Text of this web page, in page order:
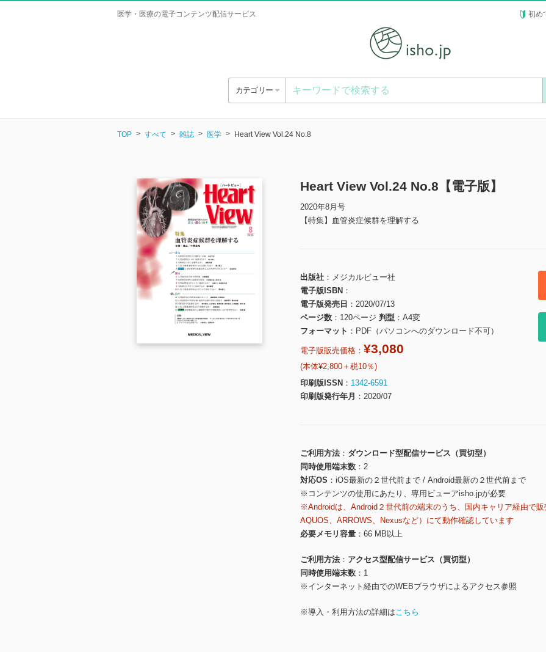
医学・医療の電子コンテンツ配信サービス 初め
カテゴリー
TOP すべて 雑誌 医学 Heart View Vol.24 No.8
Heart View Vol.24 No.8【電子版】
2020年8月号
【特集】血管炎症候群を理解する
出版社
メジカルビュー社
電子版ISBN
電子版発売日
2020/07/13
ページ数
120ページ 判型
A4変
フォーマット
PDF（パソコンへのダウンロード不可）
電子版販売価格： ¥3,080
(本体¥2,800＋税10％)
印刷版ISSN
1342-6591
印刷版発行年月
2020/07
ご利用方法
ダウンロード型配信サービス（買切型）
同時使用端末数
2
対応OS
iOS最新の２世代前まで / Android最新の２世代前まで
※コンテンツの使用にあたり、専用ビューアisho.jpが必要
※Androidは、Android２世代前の端末のうち、国内キャリア経由で販
AQUOS、ARROWS、Nexusなど）にて動作確認しています
必要メモリ容量
66 MB以上
ご利用方法
アクセス型配信サービス（買切型）
同時使用端末数
1
※インターネット経由でのWEBブラウザによるアクセス参照
※導入・利用方法の詳細はこちら